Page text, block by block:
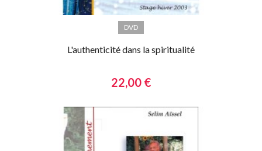
DVD
L'authenticité dans la spiritualité
22,00 €